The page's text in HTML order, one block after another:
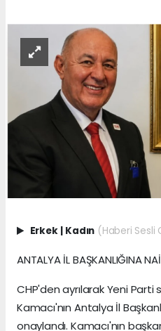
Erkek Kadın (Haberi Sesli
ANTALYA İL BAŞKANLIĞINA
CHP'den ayrılarak Yeni Parti
Kamacı'nın Antalya İl
onaylandı. Kamacı'nın